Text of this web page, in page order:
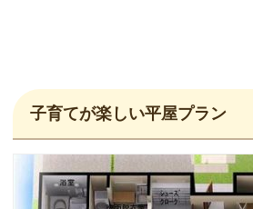
子育てが楽しい平屋プラン